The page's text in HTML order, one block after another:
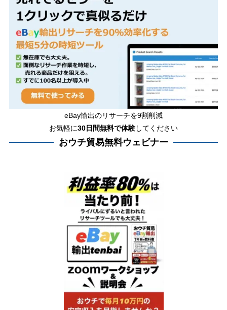
eBay輸出のリサーチを9割削減
お気軽に30日間無料で体験してください
おウチ貿易無料ウェビナー